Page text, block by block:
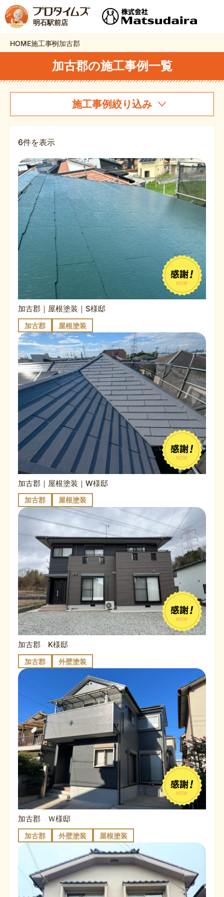
明石駅前店
HOME施工事例加古郡
加古郡の施工事例一覧
施工事例絞り込み
6件を表示
加古郡｜屋根塗装｜S様邸
加古郡 屋根塗装
加古郡｜屋根塗装｜W様邸
加古郡 屋根塗装
加古郡 K様邸
加古郡 外壁塗装
加古郡 Ｗ様邸
加古郡 外壁塗装 屋根塗装